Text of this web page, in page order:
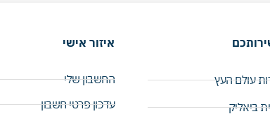
עולם העץ
ביאליק
איזור אישי
החשבון שלי
עדכון פרטי חשבון